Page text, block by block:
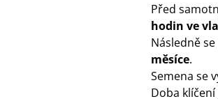
Před
hodin ve
Následně
měsíce.
Semena se
Doba klíčení